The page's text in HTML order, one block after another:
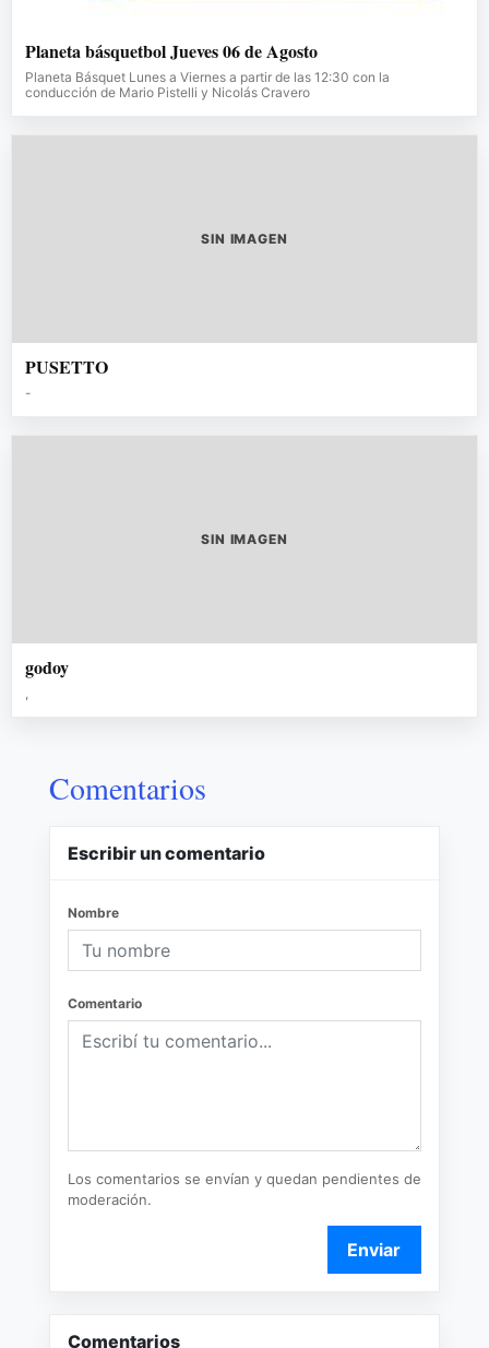
Planeta básquetbol Jueves 06 de Agosto
Planeta Básquet Lunes a Viernes a partir de las 12:30 con la
conducción de Mario Pistelli y Nicolás Cravero
SIN IMAGEN
PUSETTO
-
SIN IMAGEN
godoy
,
Comentarios
Escribir un comentario
Nombre
Comentario
Los comentarios se envían y quedan pendientes de
moderación.
Enviar
Comentarios